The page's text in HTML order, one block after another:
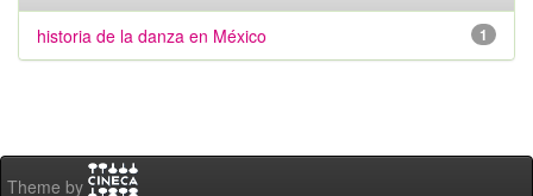
1
historia de la danza en México
Theme by